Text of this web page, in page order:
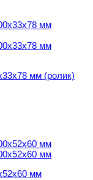
мм (ролик)
мм (ролик)
мм
мм